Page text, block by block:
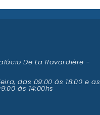
De La Ravardière -
das 09:00 ás 18:00 e as
às 14:00hs